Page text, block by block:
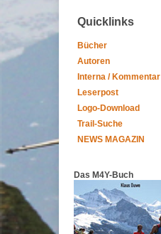
Quicklinks
Bücher
Autoren
Interna / Kommentar
Leserpost
Logo-Download
Trail-Suche
NEWS MAGAZIN
Das M4Y-Buch